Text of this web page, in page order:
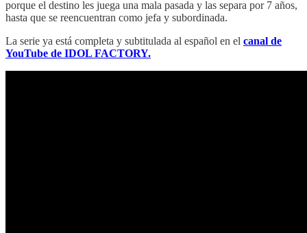
porque el destino les juega una mala pasada y las separa por 7 años,
hasta que se reencuentran como jefa y subordinada.
La serie ya está completa y subtitulada al español en el canal de
YouTube de IDOL FACTORY.